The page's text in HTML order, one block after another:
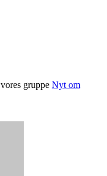
gruppe Nyt om